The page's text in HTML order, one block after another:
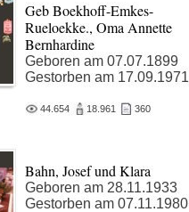
Geb Boekhoff-Emkes-
Rueloekke., Oma Annette
Bernhardine
Geboren am 07.07.1899
Gestorben am 17.09.1971
44.654 18.961 360
Bahn, Josef und Klara
Geboren am 28.11.1933
Gestorben am 07.11.1980